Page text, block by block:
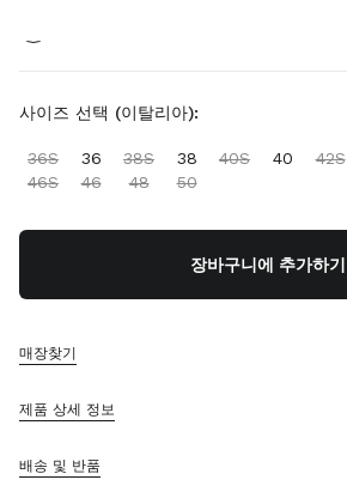
사이즈 선택 (이탈리아):
36S 36 38S 38 40S 40 42S
46S
46 48 50
장바구니에 추가하기
매장찾기
제품 상세 정보
배송 및 반품
연락처
080-522-7198
연락처
사이트맵
지원
주문 추적
반품
회사